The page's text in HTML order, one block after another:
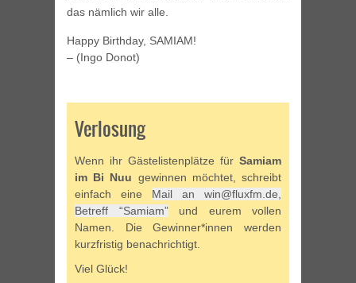
das nämlich wir alle.
Happy Birthday, SAMIAM!
– (Ingo Donot)
Verlosung
Wenn ihr Gästelistenplätze für Samiam
im Bi Nuu gewinnen möchtet, schreibt
einfach eine Mail an win@fluxfm.de,
Betreff “Samiam”und eurem vollen
Namen. Die Gewinner*innen werden
kurzfristig benachrichtigt.
Viel Glück!